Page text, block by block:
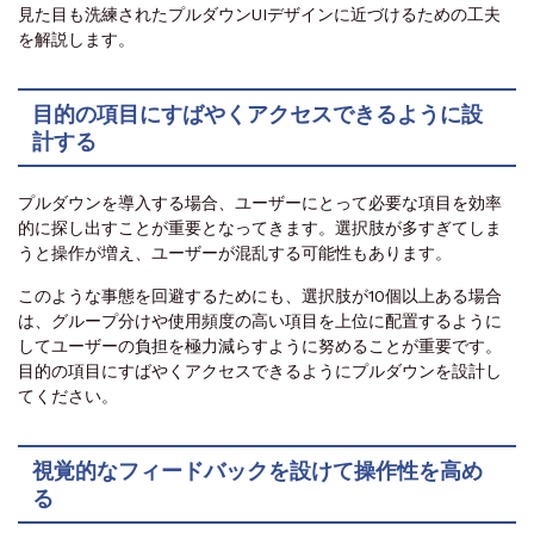
見た目も洗練されたプルダウンUIデザインに近づけるための工夫
を解説します。
目的の項目にすばやくアクセスできるように設
計する
プルダウンを導入する場合、ユーザーにとって必要な項目を効率
的に探し出すことが重要となってきます。選択肢が多すぎてしま
うと操作が増え、ユーザーが混乱する可能性もあります。
このような事態を回避するためにも、選択肢が10個以上ある場合
は、グループ分けや使用頻度の高い項目を上位に配置するように
してユーザーの負担を極力減らすように努めることが重要です。
目的の項目にすばやくアクセスできるようにプルダウンを設計し
てください。
視覚的なフィードバックを設けて操作性を高め
る